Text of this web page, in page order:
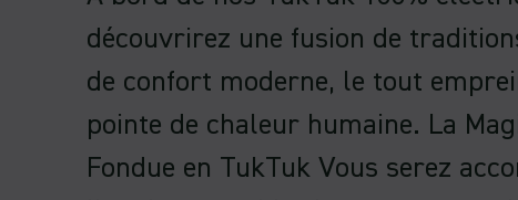
découvrirez une fusion de
de confort moderne, le tout
pointe de chaleur humaine. La
Fondue en TukTuk Vous serez